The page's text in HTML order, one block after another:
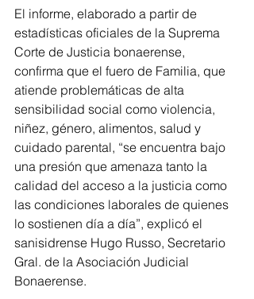
El informe, elaborado a partir de
estadísticas oficiales de la Suprema
Corte de Justicia bonaerense,
confirma que el fuero de Familia, que
atiende problemáticas de alta
sensibilidad social como violencia,
niñez, género, alimentos, salud y
cuidado parental, “se encuentra bajo
una presión que amenaza tanto la
calidad del acceso a la justicia como
las condiciones laborales de quienes
lo sostienen día a día”, explicó el
sanisidrense Hugo Russo, Secretario
Gral. de la Asociación Judicial
Bonaerense.